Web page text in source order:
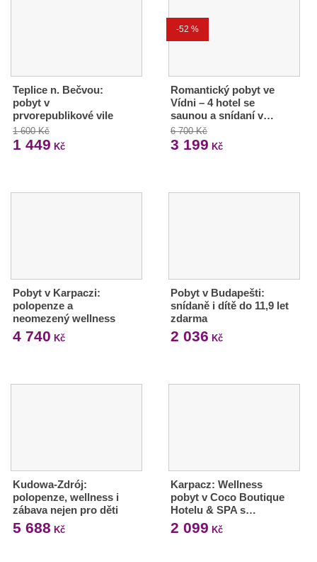
Teplice n. Bečvou:
pobyt v
prvorepublikové vile
1 600 Kč
1 449 Kč
-52 %
Romantický pobyt ve
Vídni – 4 hotel se
saunou a snídaní v…
6 700 Kč
3 199 Kč
Pobyt v Karpaczi:
polopenze a
neomezený wellness
4 740 Kč
Pobyt v Budapešti:
snídaně i dítě do 11,9 let
zdarma
2 036 Kč
Kudowa-Zdrój:
polopenze, wellness i
zábava nejen pro děti
5 688 Kč
Karpacz: Wellness
pobyt v Coco Boutique
Hotelu & SPA s…
2 099 Kč